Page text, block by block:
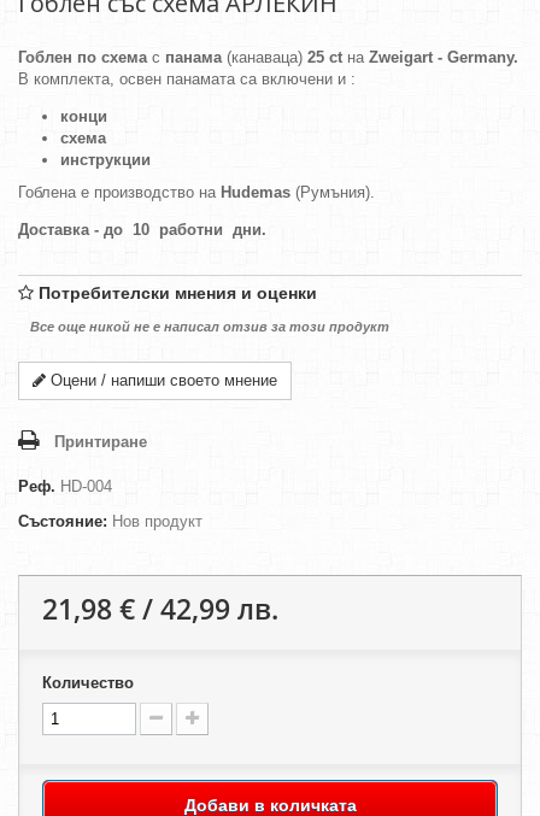
Гоблен по схемас панама(канаваца) 25 ctна Zweigart - Germany.
В комплекта, освен панамата са включени и :
конци
схема
инструкции
Гоблена е производство на Hudemas (Румъния).
Доставка - до 10 работни дни.
Потребителски мнения и оценки
Все още никой не е написал отзив за този продукт
Оцени / напиши своето мнение
Принтиране
Реф. HD-004
Състояние: Нов продукт
21,98 € / 42,99 лв.
Количество
Добави в количката